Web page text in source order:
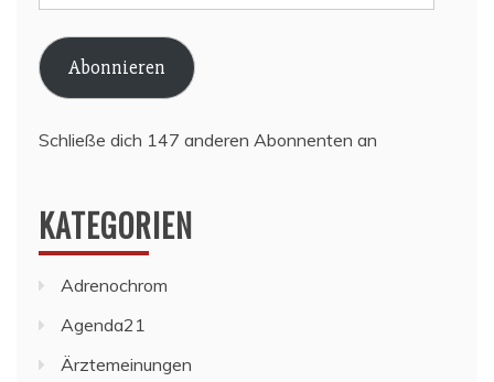
Mail-
Adresse
Abonnieren
Schließe dich 147 anderen Abonnenten an
KATEGORIEN
Adrenochrom
Agenda21
Ärztemeinungen